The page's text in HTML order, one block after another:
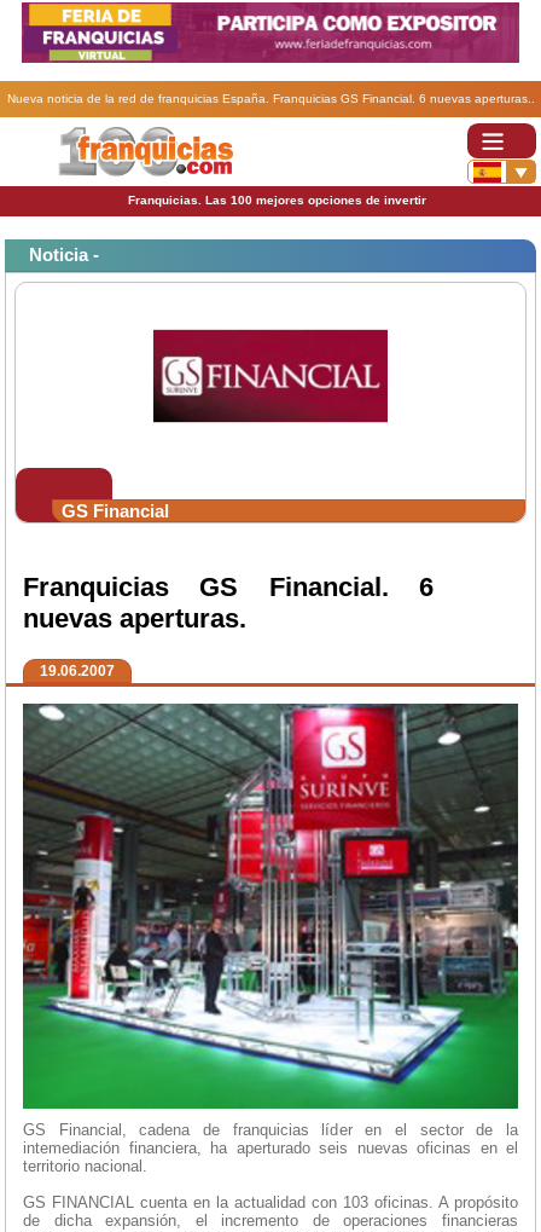
Nueva noticia de la red de franquicias España. Franquicias GS Financial. 6 nuevas aperturas..
Franquicias. Las 100 mejores opciones de invertir
Noticia -
GS Financial
Franquicias GS Financial. 6
nuevas aperturas.
19.06.2007
GS Financial, cadena de franquicias líder en el sector de la
intemediación financiera, ha aperturado seis nuevas oficinas en el
territorio nacional.
GS FINANCIAL cuenta en la actualidad con 103 oficinas. A propósito
de dicha expansión, el incremento de operaciones financieras